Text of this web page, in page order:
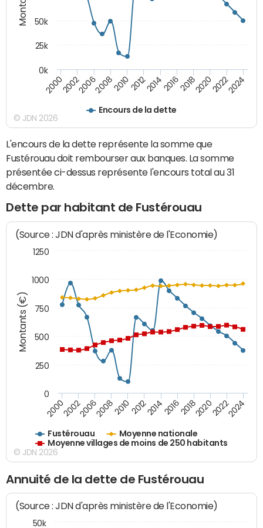
Encours de la dette
200020022006200820102012201420162018202020222024
0k
25k
50k
© JDN 2026
L'encours de la dette représente la somme que
Fustérouau doit rembourser aux banques. La somme
présentée ci-dessus représente l'encours total au 31
décembre.
Dette par habitant de Fustérouau
Montants (€)
(Source : JDN d'après ministère de l'Economie)
Fustérouau
Moyenne nationale
Moyenne villages de moins de 250 habitants
200020022006200820102012201420162018202020222024
0
250
500
750
1000
1250
© JDN 2026
Annuité de la dette de Fustérouau
(Source : JDN d'après ministère de l'Economie)
50k